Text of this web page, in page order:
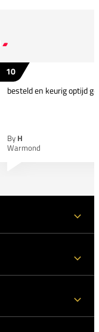
10
besteld en keurig optijd
By H
Warmond